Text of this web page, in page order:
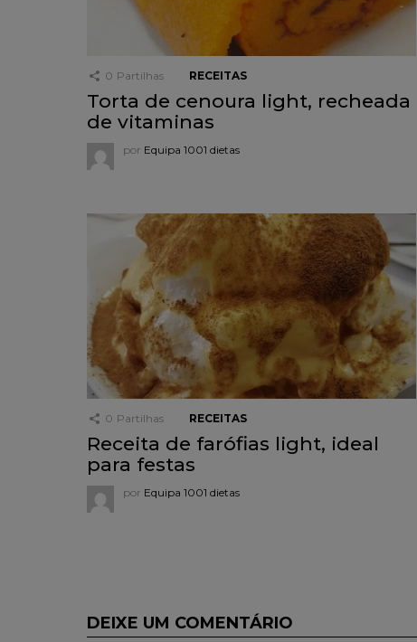
0 Partilhas RECEITAS
Torta de cenoura light, recheada
de vitaminas
por Equipa 1001 dietas
0 Partilhas RECEITAS
Receita de farófias light, ideal
para festas
por Equipa 1001 dietas
DEIXE UM COMENTÁRIO